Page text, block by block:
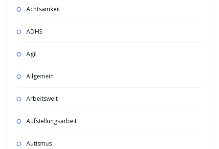
Achtsamkeit
ADHS
Agil
Allgemein
Arbeitswelt
Aufstellungsarbeit
Autismus